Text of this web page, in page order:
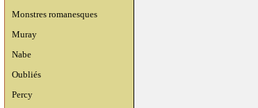
Monstres romanesques
Muray
Nabe
Oubliés
Percy